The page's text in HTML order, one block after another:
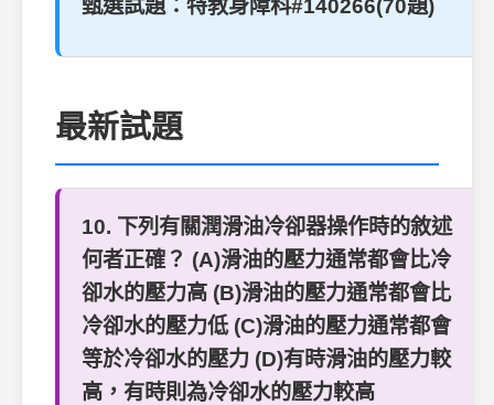
甄選試題：特教身障科#140266(70題)
最新試題
10. 下列有關潤滑油冷卻器操作時的敘述
何者正確？ (A)滑油的壓力通常都會比冷
卻水的壓力高 (B)滑油的壓力通常都會比
冷卻水的壓力低 (C)滑油的壓力通常都會
等於冷卻水的壓力 (D)有時滑油的壓力較
高，有時則為冷卻水的壓力較高